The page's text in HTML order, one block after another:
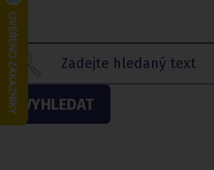
VYHLEDAT